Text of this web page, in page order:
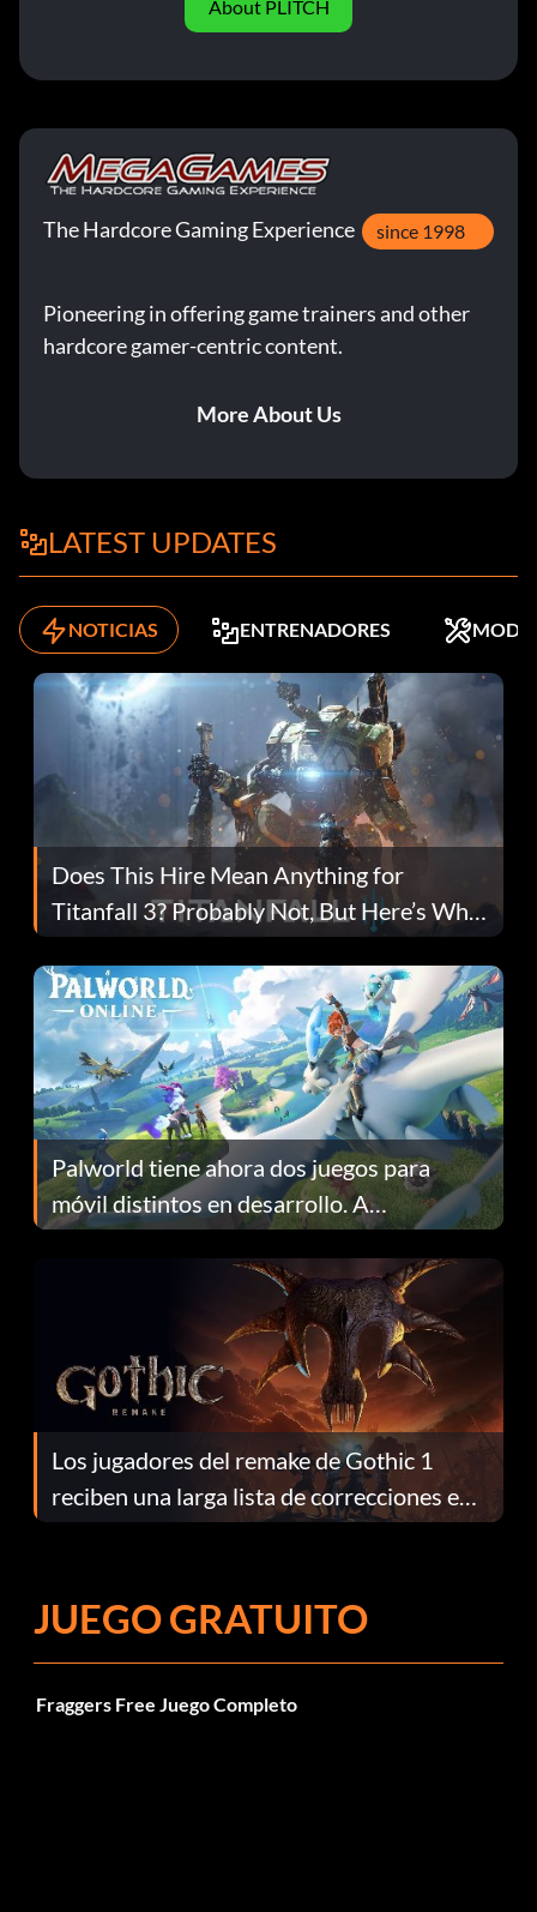
About PLITCH
The Hardcore Gaming Experience since 1998
Pioneering in offering game trainers and other
hardcore gamer-centric content.
More About Us
LATEST UPDATES
NOTICIAS ENTRENADORES MODS
Does This Hire Mean Anything for
Titanfall 3? Probably Not, But Here’s Why
Fans Are Hopeful
Palworld tiene ahora dos juegos para
móvil distintos en desarrollo. A
continuación te explicamos por qué.
Los jugadores del remake de Gothic 1
reciben una larga lista de correcciones en
el parche 1.0.4
JUEGO GRATUITO
Fraggers Free Juego Completo